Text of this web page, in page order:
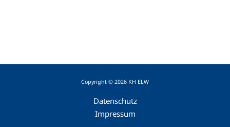
Copyright © 2026 KH ELW
Datenschutz
Impressum